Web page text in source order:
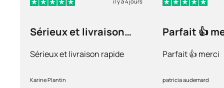
Sérieux et livraison
Sérieux et livraison rapide
Karine Plantin
Parfait 👍
Parfait 👍 merci
patricia audemard